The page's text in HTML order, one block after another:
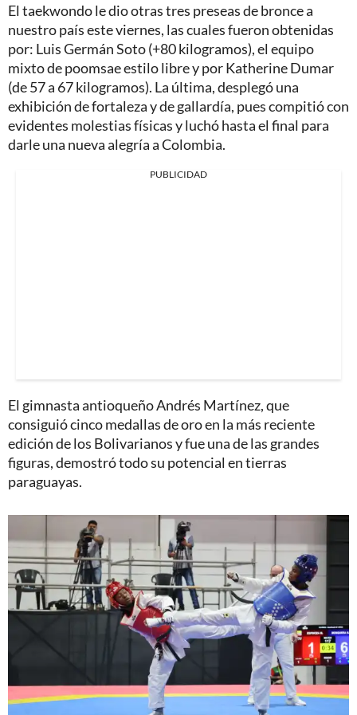
El taekwondo le dio otras tres preseas de bronce a
nuestro país este viernes, las cuales fueron obtenidas
por: Luis Germán Soto (+80 kilogramos), el equipo
mixto de poomsae estilo libre y por Katherine Dumar
(de 57 a 67 kilogramos). La última, desplegó una
exhibición de fortaleza y de gallardía, pues compitió con
evidentes molestias físicas y luchó hasta el final para
darle una nueva alegría a Colombia.
PUBLICIDAD
El gimnasta antioqueño Andrés Martínez, que
consiguió cinco medallas de oro en la más reciente
edición de los Bolivarianos y fue una de las grandes
figuras, demostró todo su potencial en tierras
paraguayas.